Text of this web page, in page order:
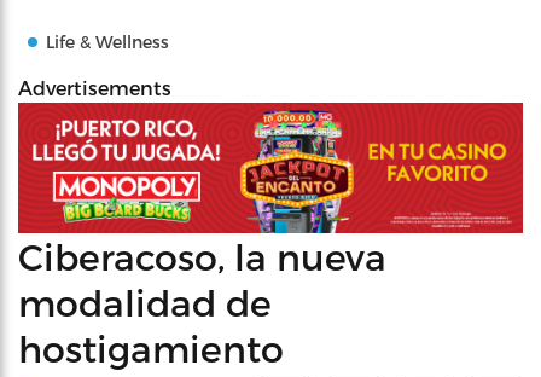
Life & Wellness
Advertisements
Ciberacoso, la nueva
modalidad de
hostigamiento